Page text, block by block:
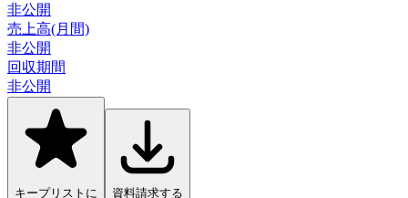
非公開
売上高(月間)
非公開
回収期間
非公開
キープリストに
資料請求する